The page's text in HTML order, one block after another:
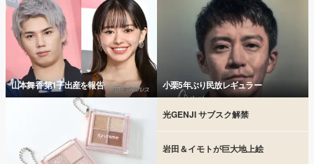
山本舞香 第1子出産を報告 小栗5年ぶり民放レギュラー
光GENJI サブスク解禁
岩田＆イモトが巨大地上絵